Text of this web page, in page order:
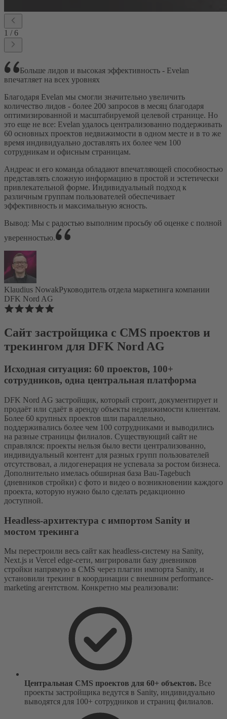
1 / 6
Больше лидов и высокая эффективность - Evelan
впечатляет на всех уровнях
Благодаря Evelan мы смогли значительно увеличить
количество лидов - более 200 запросов в месяц благодаря
оптимизированной и масштабируемой целевой странице. Но
это еще не все: Evelan удалось централизованно поддерживать
60 основных проектов недвижимости в одном месте и в то же
время индивидуально доставлять их более чем 100
сотрудникам и офисным страницам.
Андреас и его команда обладают впечатляющей способностью
представлять сложную информацию в простой и эстетически
привлекательной форме. Индивидуальный подход к
различным группам пользователей обеспечивает
эффективность и максимальную ясность.
Вывод: Мы с радостью выполним просьбу об оценке с полной
уверенностью.
Klaudius NowakРуководитель отдела маркетинга компании
DFK Nord AG
Сайт застройщика с CMS проектов и
трекингом для DFK Nord AG
Исходная ситуация: 60 проектов, 100+
сотрудников, одна центральная платформа
DFK Nord AG застройщик, который строит, документирует и
продаёт или сдаёт в аренду объекты недвижимости клиентам.
Более 60 крупных проектов шли параллельно,
поддерживались более чем 100 сотрудниками и выводились
на разные страницы филиалов. Существующий сайт не
справлялся: проекты нельзя было вести централизованно,
индивидуальный контент для разных групп пользователей
отсутствовал, а лидогенерация не успевала за ростом бизнеса.
Дополнительно имелась обширная база Bau-Tagebuch
(дневников стройки) с фото и видео о возникновении каждого
проекта, которую нужно было сделать редакционно
доступной.
Headless-архитектура с импортом Sanity и
мостом трекинга
Мы перестроили весь сайт как headless-систему на Sanity,
Next.js и Vercel edge-сети, мигрировали базу дневников
стройки напрямую в CMS через плагин импорта Sanity, и
установили трекинг в координации с внешним performance-
marketing агентством. Конкретно мы реализовали:
Центральная CMS проектов для 60+ объектов. Все
проекты застройщика ведутся в Sanity, индивидуально
выводятся для 100+ сотрудников и страниц филиалов.